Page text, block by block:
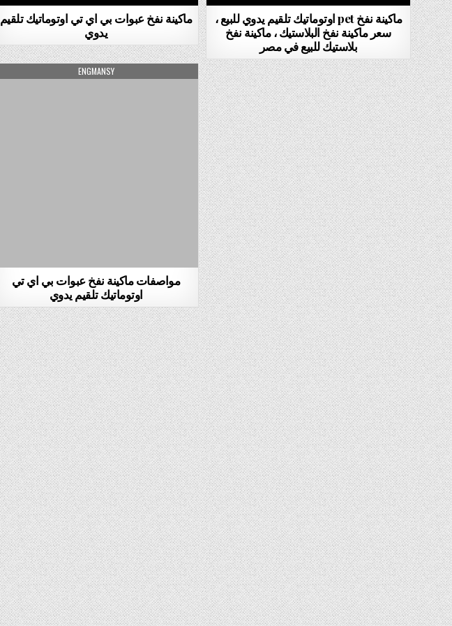
ماكينة نفخ عبوات بي اي تي اوتوماتيك تلقيم
يدوي
ماكينة نفخ pet اوتوماتيك تلقيم يدوي للبيع ،
سعر ماكينة نفخ البلاستيك ، ماكينة نفخ
بلاستيك للبيع في مصر
AUTHOR:
ENGMANSY
مواصفات ماكينة نفخ عبوات بي اي تي
اوتوماتيك تلقيم يدوي